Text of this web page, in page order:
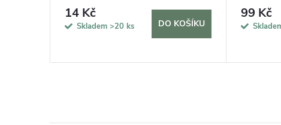
14 Kč
Skladem >20 ks DO KOŠÍKU
99 Kč